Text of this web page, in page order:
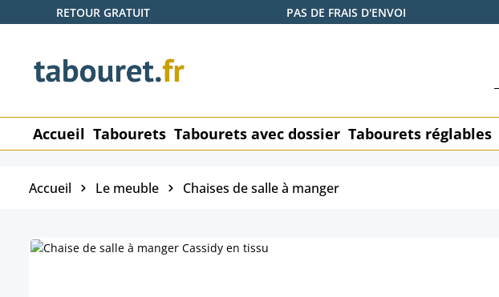
au contenu principal
Passer à la recherche
Passer à la navigation principale
RETOUR GRATUIT PAS DE FRAIS D'ENVOI
Accueil Tabourets Tabourets avec dossier Tabourets réglables
Accueil Le meuble Chaises de salle à manger